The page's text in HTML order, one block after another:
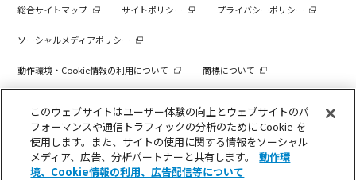
総合サイトマップ サイトポリシー プライバシーポリシー
ソーシャルメディアポリシー
動作環境・Cookie情報の利用について 商標について
COPYRIGHT © KDDI CORPORATION, ALL RIGHTS RESERVED.
このウェブサイトはユーザー体験の向上とウェブサイトのパ
フォーマンスや通信トラフィックの分析のために Cookie を
使用します。また、サイトの使用に関する情報をソーシャル
メディア、広告、分析パートナーと共有します。
動作環
境、Cookie情報の利用、広告配信等について